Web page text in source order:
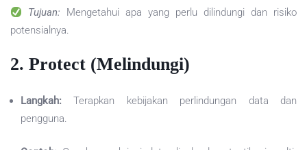
Tujuan: Mengetahui apa yang perlu dilindungi dan risiko
potensialnya.
2. Protect (Melindungi)
Langkah: Terapkan kebijakan perlindungan data dan
pengguna.